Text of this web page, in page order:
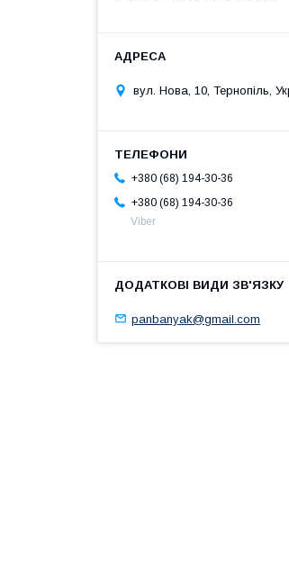
вул. Нова, 10, Тернопіль,
+380 (68) 194-30-36
+380 (68) 194-30-36
Viber
panbanyak@gmail.com